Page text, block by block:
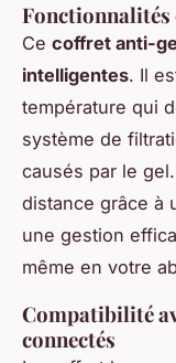
Ce coffret anti-
intelligentes. Il
température qui
système de
causés par le
distance grâce à
une gestion
même en votre
Compatibilité
connectés